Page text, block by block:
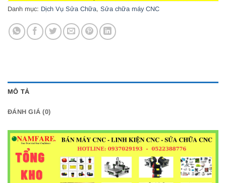
Danh mục: Dịch Vụ Sửa Chữa, Sửa chữa máy CNC
MÔ TẢ
ĐÁNH GIÁ (0)